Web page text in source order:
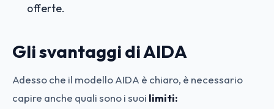
offerte.
Gli svantaggi di AIDA
Adesso che il modello AIDA è chiaro, è necessario
capire anche quali sono i suoi limiti: